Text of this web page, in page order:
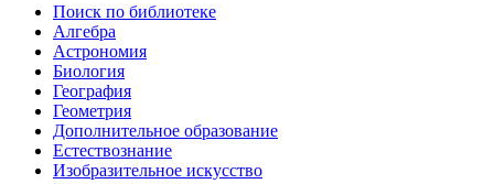
Поиск по библиотеке
Алгебра
Астрономия
Биология
География
Геометрия
Дополнительное образование
Естествознание
Изобразительное искусство